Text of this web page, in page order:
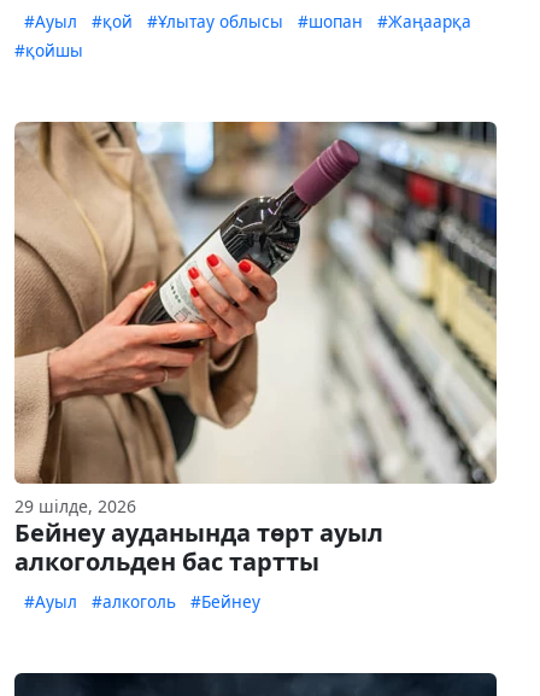
#Ауыл #қой #Ұлытау облысы #шопан
#Жаңаарқа
#қойшы
29 шілде, 2026
Бейнеу ауданында төрт ауыл
алкогольден бас тартты
#Ауыл #алкоголь #Бейнеу